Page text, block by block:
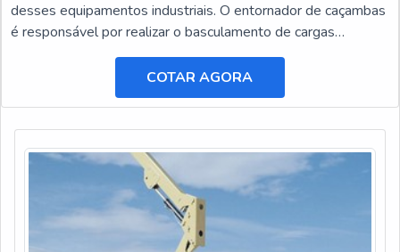
desses equipamentos industriais. O entornador de caçambas
é responsável por realizar o basculamento de cargas
pesadas, facilitando o transporte e a descarga de materiais.
COTAR AGORA